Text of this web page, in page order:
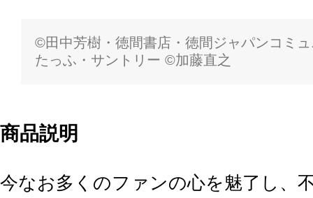
©︎田中芳樹・徳間書店・徳間ジャパンコミ
たっふ・サントリー ©︎加藤直之
商品説明
今なお多くのファンの心を魅了し、